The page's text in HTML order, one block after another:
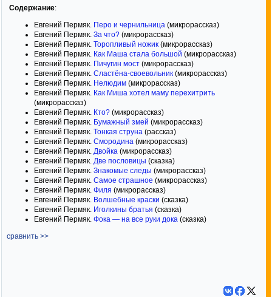
Содержание:
Евгений Пермяк. Перо и чернильница (микрорассказ)
Евгений Пермяк. За что? (микрорассказ)
Евгений Пермяк. Торопливый ножик (микрорассказ)
Евгений Пермяк. Как Маша стала большой (микрорассказ)
Евгений Пермяк. Пичугин мост (микрорассказ)
Евгений Пермяк. Сластёна-своевольник (микрорассказ)
Евгений Пермяк. Нелюдим (микрорассказ)
Евгений Пермяк. Как Миша хотел маму перехитрить
(микрорассказ)
Евгений Пермяк. Кто? (микрорассказ)
Евгений Пермяк. Бумажный змей (микрорассказ)
Евгений Пермяк. Тонкая струна (рассказ)
Евгений Пермяк. Смородина (микрорассказ)
Евгений Пермяк. Двойка (микрорассказ)
Евгений Пермяк. Две пословицы (сказка)
Евгений Пермяк. Знакомые следы (микрорассказ)
Евгений Пермяк. Самое страшное (микрорассказ)
Евгений Пермяк. Филя (микрорассказ)
Евгений Пермяк. Волшебные краски (сказка)
Евгений Пермяк. Иголкины братья (сказка)
Евгений Пермяк. Фока — на все руки дока (сказка)
сравнить >>